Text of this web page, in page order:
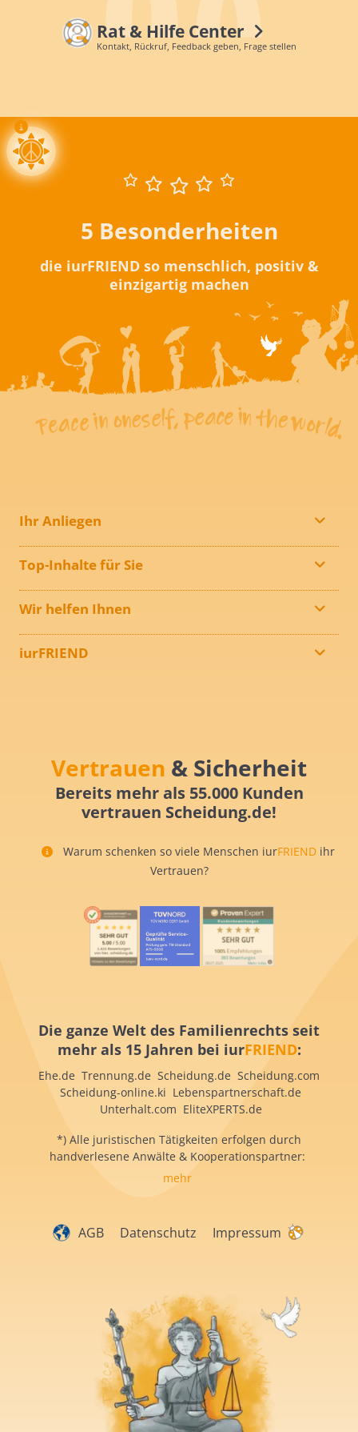
Rat & Hilfe Center
Kontakt, Rückruf, Feedback geben, Frage stellen
5 Besonderheiten
die iurFRIEND so menschlich, positiv &
einzigartig machen
Ihr Anliegen
Top-Inhalte für Sie
Wir helfen Ihnen
iurFRIEND
Vertrauen & Sicherheit
Bereits mehr als 55.000 Kunden
vertrauen Scheidung.de!
Warum schenken so viele Menschen iurFRIEND ihr
Vertrauen?
Die ganze Welt des Familienrechts seit
mehr als 15 Jahren bei iurFRIEND:
Ehe.de Trennung.de Scheidung.de Scheidung.com
Scheidung-online.ki Lebenspartnerschaft.de
Unterhalt.com EliteXPERTS.de
*) Alle juristischen Tätigkeiten erfolgen durch
handverlesene Anwälte & Kooperationspartner:
mehr
AGB Datenschutz Impressum